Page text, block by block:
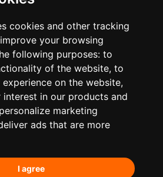
cookies and other tracking
your browsing
following purposes: to
of the website, to
on the website,
interest in our products and
marketing
ads that are more
I agree